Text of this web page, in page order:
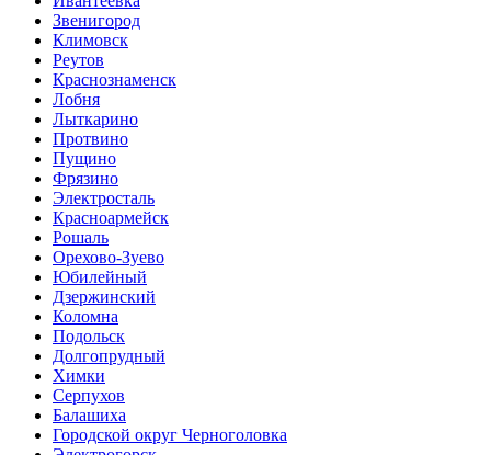
Звенигород
Климовск
Реутов
Краснознаменск
Лобня
Лыткарино
Протвино
Пущино
Фрязино
Электросталь
Красноармейск
Рошаль
Орехово-Зуево
Юбилейный
Дзержинский
Коломна
Подольск
Долгопрудный
Химки
Серпухов
Балашиха
Городской округ Черноголовка